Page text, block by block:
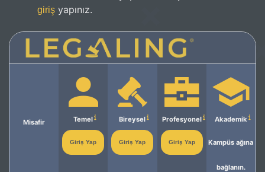
giriş yapınız.
Misafir Temel
Giriş Yap
Bireysel
Giriş Yap
Profesyonel
Giriş Yap
Akademik
Kampüs ağına
bağlanın.